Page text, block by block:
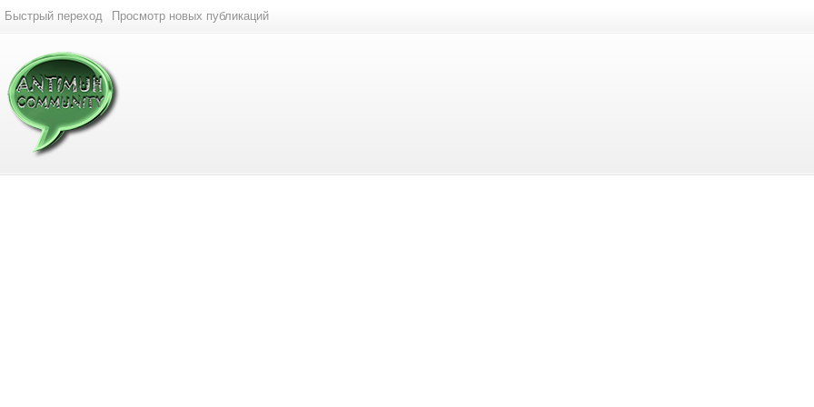
Быстрый переход Просмотр новых публикаций